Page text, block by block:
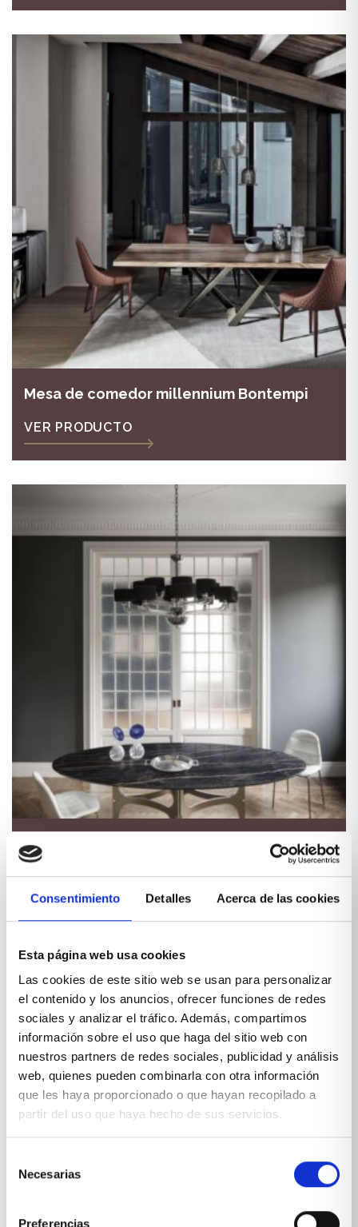
Consentimiento Detalles Acerca de las cookies
Esta página web usa cookies
Las cookies de este sitio web se usan para personalizar
el contenido y los anuncios, ofrecer funciones de redes
sociales y analizar el tráfico. Además, compartimos
información sobre el uso que haga del sitio web con
nuestros partners de redes sociales, publicidad y análisis
web, quienes pueden combinarla con otra información
que les haya proporcionado o que hayan recopilado a
partir del uso que haya hecho de sus servicios.
Necesarias
Preferencias
Mesa de comedor millennium Bontempi
VER PRODUCTO
Mesa de comedor universe
VER PRODUCTO